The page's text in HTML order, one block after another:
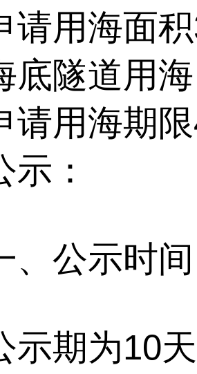
请用海面
底隧道用
请用海期
：
公示时间
为10天